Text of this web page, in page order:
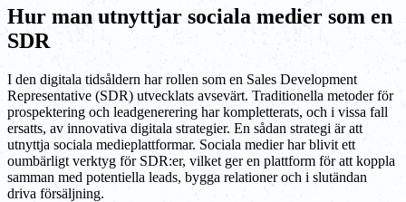
Hur man utnyttjar sociala medier som en
SDR
I den digitala tidsåldern har rollen som en Sales Development
Representative (SDR) utvecklats avsevärt. Traditionella metoder för
prospektering och leadgenerering har kompletterats, och i vissa fall
ersatts, av innovativa digitala strategier. En sådan strategi är att
utnyttja sociala medieplattformar. Sociala medier har blivit ett
oumbärligt verktyg för SDR:er, vilket ger en plattform för att koppla
samman med potentiella leads, bygga relationer och i slutändan
driva försäljning.